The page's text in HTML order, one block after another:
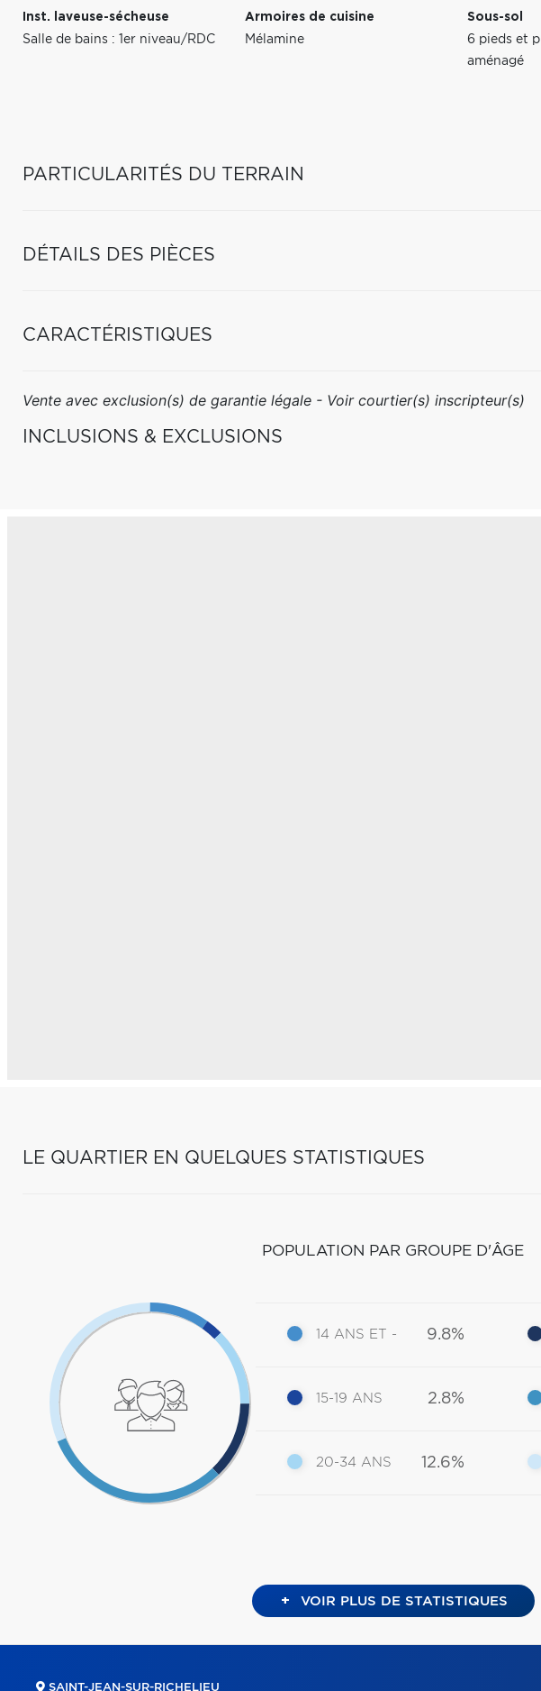
Inst. laveuse-sécheuse
Salle de bains : 1er niveau/RDC
Armoires de cuisine
Mélamine
Sous-sol
6 pieds et
aménagé
PARTICULARITÉS DU TERRAIN
DÉTAILS DES PIÈCES
CARACTÉRISTIQUES
Vente avec exclusion(s) de garantie légale - Voir courtier(s) inscripteur(s)
INCLUSIONS & EXCLUSIONS
LE QUARTIER EN QUELQUES STATISTIQUES
POPULATION PAR GROUPE D'ÂGE
14 ANS ET - 9.8%
15-19 ANS 2.8%
20-34 ANS 12.6%
+ VOIR PLUS DE STATISTIQUES
SAINT-JEAN-SUR-RICHELIEU